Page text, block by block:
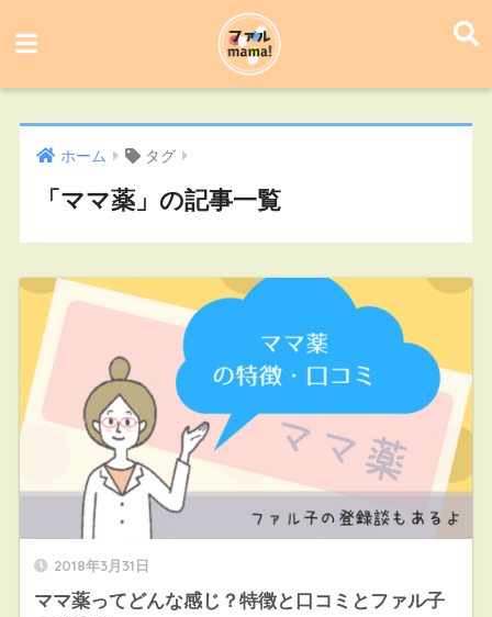
ホーム タグ
「ママ薬」の記事一覧
2018年3月31日
ママ薬ってどんな感じ？特徴と口コミとファル子